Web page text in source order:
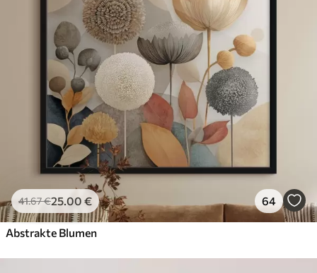
41.67€25.00 € 64
Abstrakte Blumen